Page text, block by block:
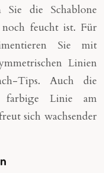
Sie die Schablone
feucht ist. Für
Sie mit
Linien
Tips. Auch die
farbige Linie am
sich wachsender